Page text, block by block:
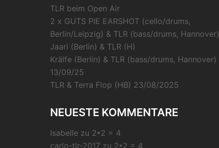
TLR beim Open Air
2 x GUTS PIE EARSHOT (cello/drums,
Berlin/Leipzig) & TLR (bass/drums, Hannover)
Jaari (Berlin) & TLR (H)
Krälfe (Berlin) & TLR (bass/drums, Hannover)
13/09/25
TLR & Terra Flop (HB) 23/08/2025
NEUESTE KOMMENTARE
Isabelle zu 2*2 = 4
carlo-tlr-2017 zu 2*2 = 4